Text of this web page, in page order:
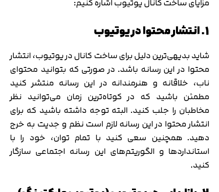
1. انتشار محتوا در یوتیوب
شاید بدیهی‌ترین دلیل برای ساخت کانال در یوتیوب، انتشار
محتوا در این رسانه باشد. در صورتی که بتوانید محتوای
ناب، خلاقانه و هنرمندانه در این رسانه منتشر کنید
مطمئن باشید که در کوتاه‌ترین زمان می‌توانید نظر
مخاطبان را جلب کنید. البته توجه داشته باشید که برای
انتشار محتوا در این رسانه لازم است نظم و جدیت به خرج
دهید. همچنین سعی کنید با تمام توان، خود را با
استانداردها و الگوریتم‌های این رسانه اجتماعی سازگار
کنید.